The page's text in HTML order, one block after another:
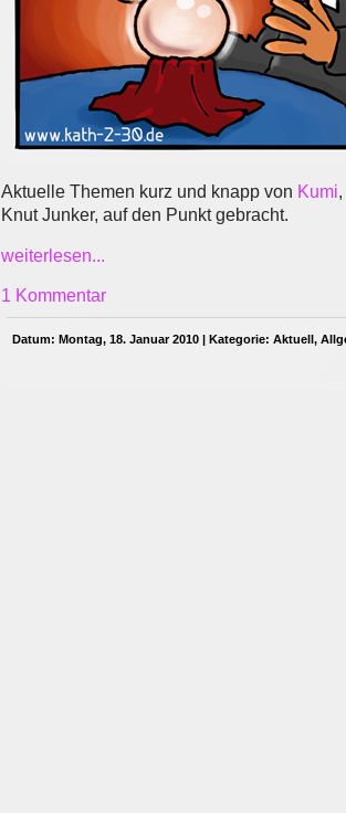
Aktuelle Themen kurz und knapp von Kumi
Knut Junker, auf den Punkt gebracht.
weiterlesen...
1 Kommentar
Datum: Montag, 18. Januar 2010 | Kategorie: Aktuell,